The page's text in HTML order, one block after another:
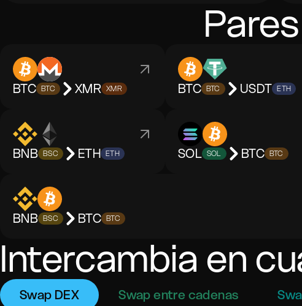
BTC BTC XMR XMR BTC BTC USDT ETH
BNB BSC ETH ETH SOL SOL BTC BTC
BNB BSC BTC BTC
Intercambia en
Swap DEX Swap entre cadenas